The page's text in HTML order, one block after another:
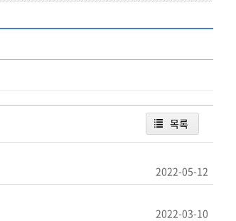
목록
2022-05-12
2022-03-10